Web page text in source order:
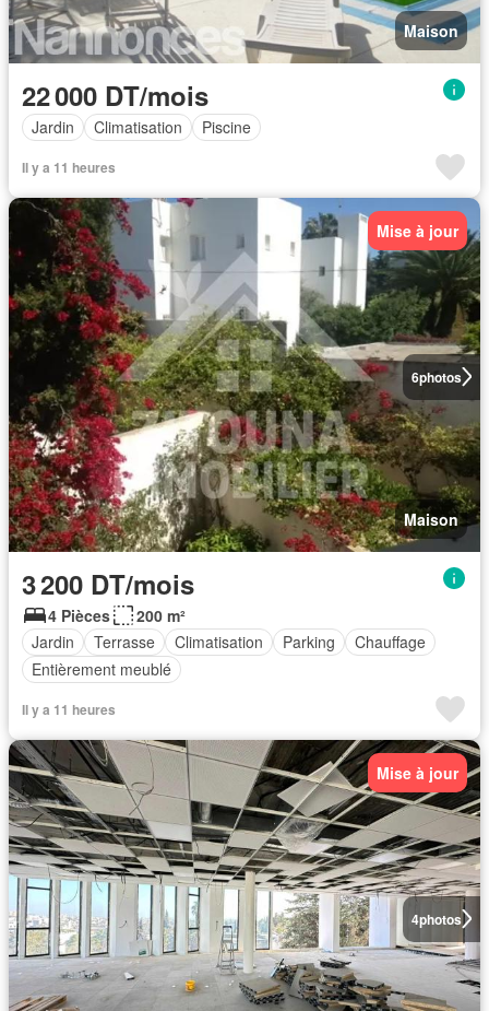
Maison
22 000 DT/mois
Jardin Climatisation Piscine
Il y a 11 heures
6photos
Mise à jour
Maison
3 200 DT/mois
4 Pièces
200 m²
Jardin
Terrasse Climatisation Parking
Chauffage
Entièrement meublé
Il y a 11 heures
4photos
Mise à jour